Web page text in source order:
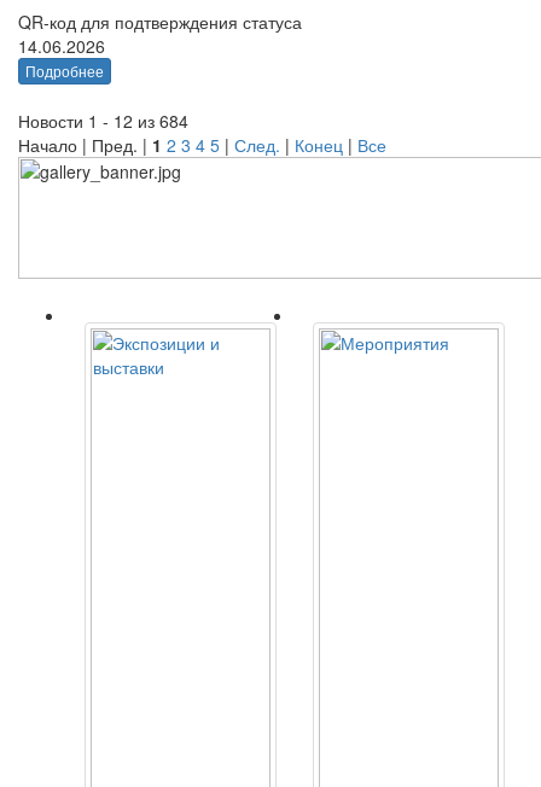
QR-код для подтверждения статуса
14.06.2026
Подробнее
Новости 1 - 12 из 684
Начало | Пред. | 1 2 3 4 5 | След. | Конец | Все